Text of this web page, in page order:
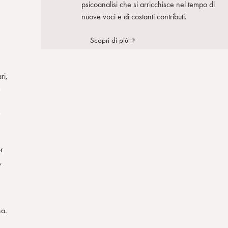
psicoanalisi che si arricchisce nel tempo di
nuove voci e di costanti contributi.
Scopri di più